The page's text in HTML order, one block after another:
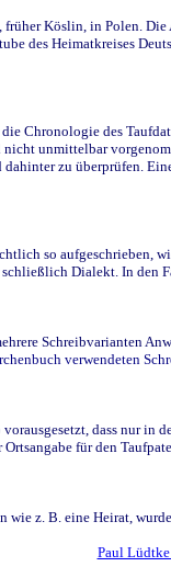
Köslin, in Polen.
des Heimatkreises
Chronologie des
unmittelbar
zu überprüfen.
so aufgeschrieben,
Dialekt. In
Schreibvarianten
verwendeten
dass nur
für den
z. B. eine Heirat,
Paul